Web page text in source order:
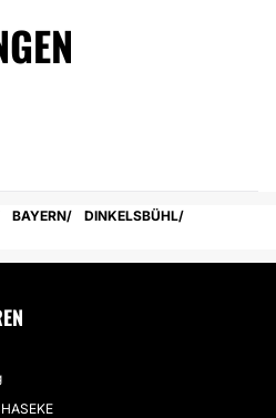
BAYERN
DINKELSBÜHL